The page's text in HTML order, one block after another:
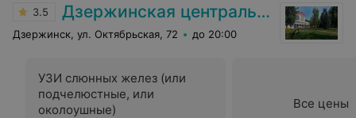
3.5 Дзержинская центральная районная больница
Дзержинск, ул. Октябрьская, 72 до 20:00
УЗИ слюнных желез (или
подчелюстные, или
околоушные)
Все цены